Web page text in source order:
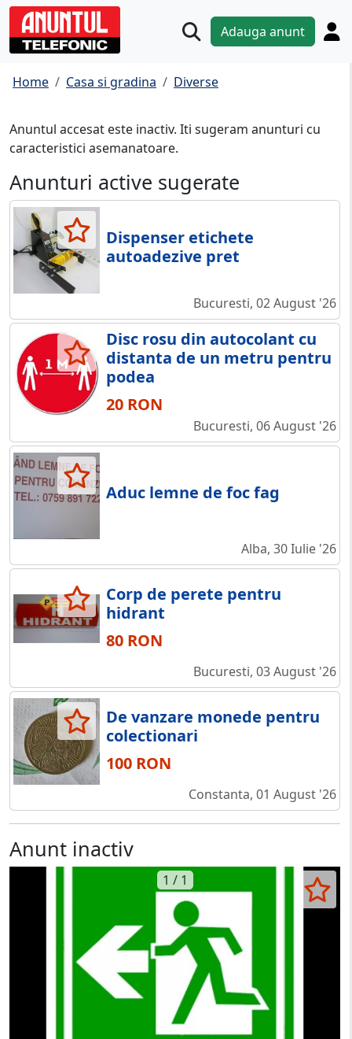
Adauga anunt
Home Casa si gradina Diverse
Anuntul accesat este inactiv. Iti sugeram anunturi cu
caracteristici asemanatoare.
Anunturi active sugerate
Dispenser etichete
autoadezive pret
Bucuresti, 02 August '26
Disc rosu din autocolant cu
distanta de un metru pentru
podea
20 RON
Bucuresti, 06 August '26
Aduc lemne de foc fag
Alba, 30 Iulie '26
Corp de perete pentru
hidrant
80 RON
Bucuresti, 03 August '26
De vanzare monede pentru
colectionari
100 RON
Constanta, 01 August '26
Anunt inactiv
1 / 1